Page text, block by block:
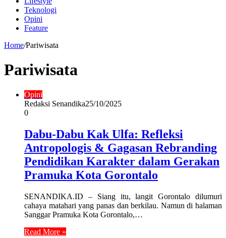
Teknologi
Opini
Feature
Home/Pariwisata
Pariwisata
Opini
Redaksi Senandika25/10/2025
0
Dabu-Dabu Kak Ulfa: Refleksi
Antropologis & Gagasan Rebranding
Pendidikan Karakter dalam Gerakan
Pramuka Kota Gorontalo
SENANDIKA.ID – Siang itu, langit Gorontalo dilumuri
cahaya matahari yang panas dan berkilau. Namun di halaman
Sanggar Pramuka Kota Gorontalo,…
Read More »